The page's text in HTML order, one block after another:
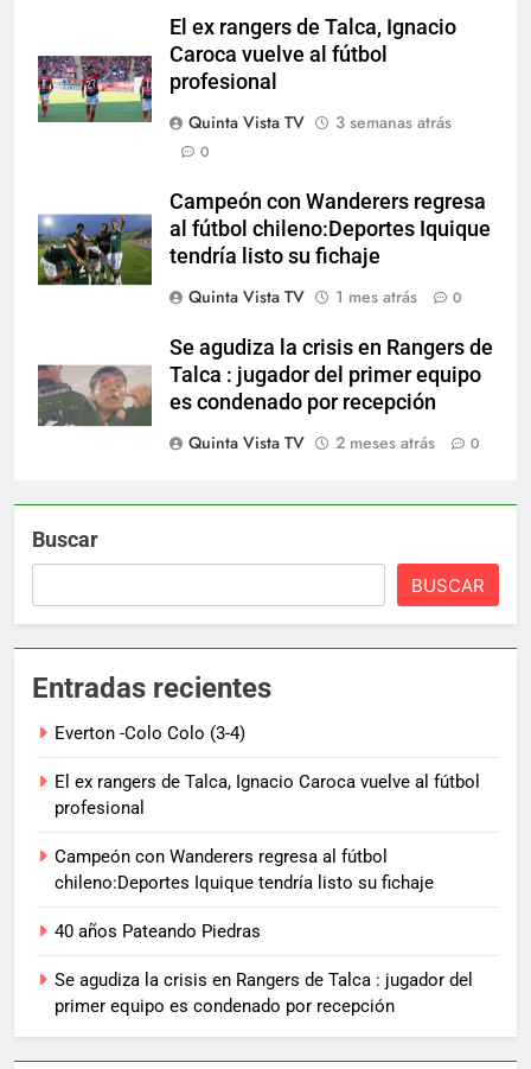
El ex rangers de Talca, Ignacio
Caroca vuelve al fútbol
profesional
Quinta Vista TV
3 semanas atrás
0
Campeón con Wanderers regresa
al fútbol chileno:Deportes Iquique
tendría listo su fichaje
Quinta Vista TV
1 mes atrás 0
Se agudiza la crisis en Rangers de
Talca : jugador del primer equipo
es condenado por recepción
Quinta Vista TV
2 meses atrás 0
Buscar
BUSCAR
Entradas recientes
Everton -Colo Colo (3-4)
El ex rangers de Talca, Ignacio Caroca vuelve al fútbol
profesional
Campeón con Wanderers regresa al fútbol
chileno:Deportes Iquique tendría listo su fichaje
40 años Pateando Piedras
Se agudiza la crisis en Rangers de Talca : jugador del
primer equipo es condenado por recepción